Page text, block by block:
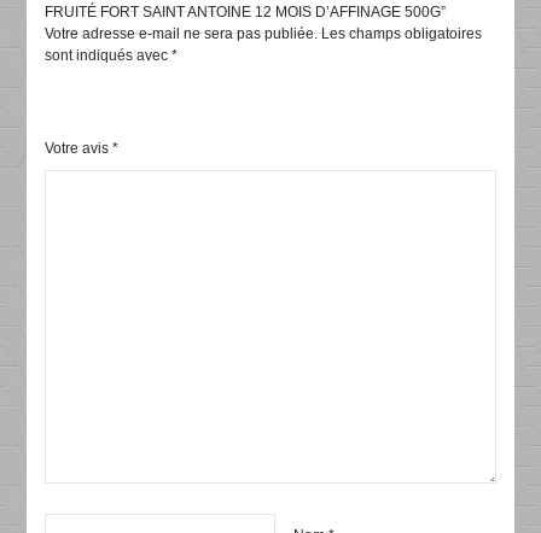
FRUITÉ FORT SAINT ANTOINE 12 MOIS D’AFFINAGE 500G”
Votre adresse e-mail ne sera pas publiée. Les champs obligatoires
sont indiqués avec*
Votre avis*